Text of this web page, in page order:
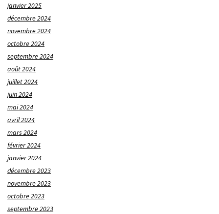
janvier 2025
décembre 2024
novembre 2024
octobre 2024
septembre 2024
août 2024
juillet 2024
juin 2024
mai 2024
avril 2024
mars 2024
février 2024
janvier 2024
décembre 2023
novembre 2023
octobre 2023
septembre 2023